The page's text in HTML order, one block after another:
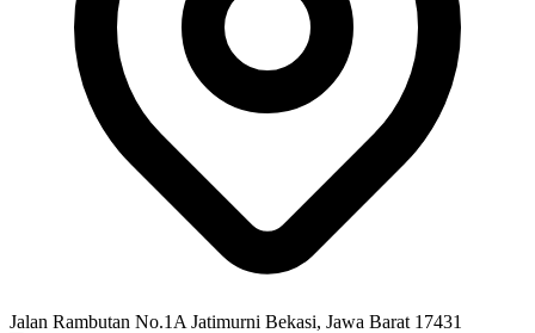
Jalan Rambutan No.1A Jatimurni Bekasi, Jawa Barat 17431